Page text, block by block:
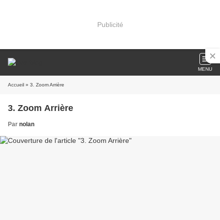
Publicité
MENU
Accueil » 3. Zoom Arrière
3. Zoom Arrière
Par nolan